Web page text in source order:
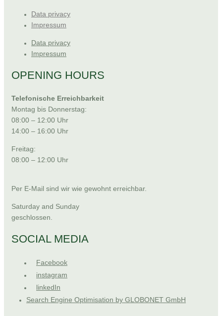
Data privacy
Impressum
Data privacy
Impressum
OPENING HOURS
Telefonische Erreichbarkeit
Montag bis Donnerstag:
08:00 – 12:00 Uhr
14:00 – 16:00 Uhr
Freitag:
08:00 – 12:00 Uhr
Per E-Mail sind wir wie gewohnt erreichbar.
Saturday and Sunday
geschlossen.
SOCIAL MEDIA
Facebook
instagram
linkedIn
Search Engine Optimisation by GLOBONET GmbH